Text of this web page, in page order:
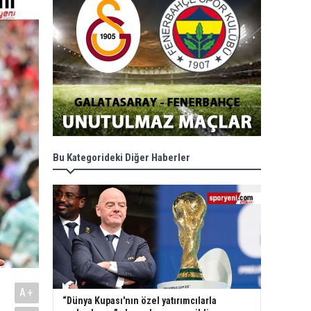
A+
Bu Kategorideki Diğer Haberler
“Dünya Kupası'nın özel yatırımcılarla